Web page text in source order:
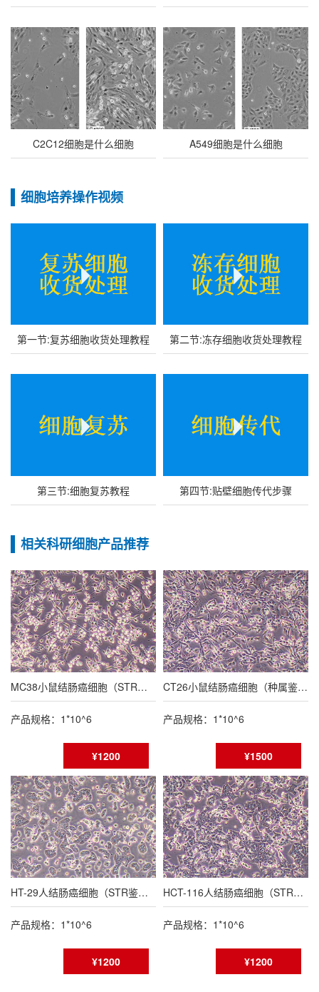
C2C12细胞是什么细胞 A549细胞是什么细胞
细胞培养操作视频
第一节:复苏细胞收货处理教程 第二节:冻存细胞收货处理教程
第三节:细胞复苏教程 第四节:贴壁细胞传代步骤
相关科研细胞产品推荐
MC38小鼠结肠癌细胞（STR鉴定报告/种属鉴定报告）
产品规格：1*10^6
¥1200
CT26小鼠结肠癌细胞（种属鉴定报告/STR鉴定报告）
产品规格：1*10^6
¥1500
HT-29人结肠癌细胞（STR鉴定报告）
产品规格：1*10^6
¥1200
HCT-116人结肠癌细胞（STR鉴定报告）
产品规格：1*10^6
¥1200